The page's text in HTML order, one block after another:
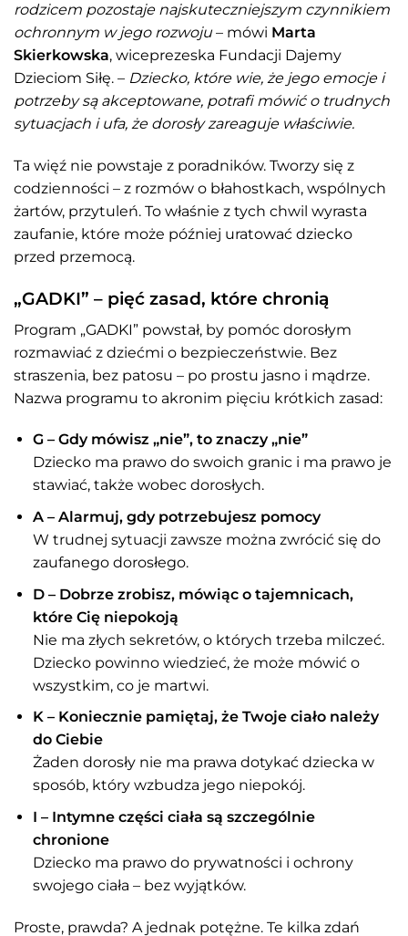
rodzicem pozostaje najskuteczniejszym czynnikiem
ochronnym w jego rozwoju – mówi Marta
Skierkowska, wiceprezeska Fundacji Dajemy
Dzieciom Siłę. – Dziecko, które wie, że jego emocje i
potrzeby są akceptowane, potrafi mówić o trudnych
sytuacjach i ufa, że dorosły zareaguje właściwie.
Ta więź nie powstaje z poradników. Tworzy się z
codzienności – z rozmów o błahostkach, wspólnych
żartów, przytuleń. To właśnie z tych chwil wyrasta
zaufanie, które może później uratować dziecko
przed przemocą.
„GADKI” – pięć zasad, które chronią
Program „GADKI” powstał, by pomóc dorosłym
rozmawiać z dziećmi o bezpieczeństwie. Bez
straszenia, bez patosu – po prostu jasno i mądrze.
Nazwa programu to akronim pięciu krótkich zasad:
G – Gdy mówisz „nie”, to znaczy „nie”
Dziecko ma prawo do swoich granic i ma prawo je
stawiać, także wobec dorosłych.
A – Alarmuj, gdy potrzebujesz pomocy
W trudnej sytuacji zawsze można zwrócić się do
zaufanego dorosłego.
D – Dobrze zrobisz, mówiąc o tajemnicach,
które Cię niepokoją
Nie ma złych sekretów, o których trzeba milczeć.
Dziecko powinno wiedzieć, że może mówić o
wszystkim, co je martwi.
K – Koniecznie pamiętaj, że Twoje ciało należy
do Ciebie
Żaden dorosły nie ma prawa dotykać dziecka w
sposób, który wzbudza jego niepokój.
I – Intymne części ciała są szczególnie
chronione
Dziecko ma prawo do prywatności i ochrony
swojego ciała – bez wyjątków.
Proste, prawda? A jednak potężne. Te kilka zdań